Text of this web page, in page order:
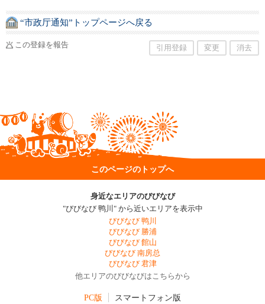
“市政厅通知”トップページへ戻る
この登録を報告 引用登録 変更 消去
このページのトップへ
身近なエリアのびびなび
"びびなび 鸭川" から近いエリアを表示中
びびなび 鸭川
びびなび 勝浦
びびなび 館山
びびなび 南房总
びびなび 君津
他エリアのびびなびはこちらから
PC版 スマートフォン版